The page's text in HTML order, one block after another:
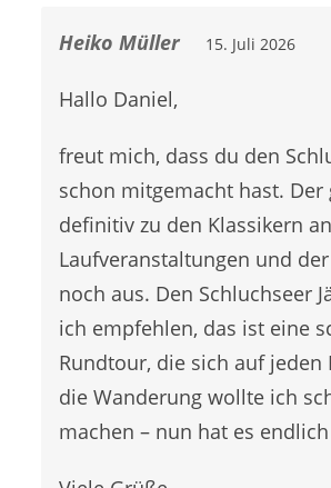
Heiko Müller 15. Juli 2026
Hallo Daniel,
freut mich, dass du den
schon mitgemacht hast. Der
definitiv zu den Klassikern an
Laufveranstaltungen und
noch aus. Den Schluchseer
ich empfehlen, das ist eine
Rundtour, die sich auf jeden
die Wanderung wollte ich
machen – nun hat es